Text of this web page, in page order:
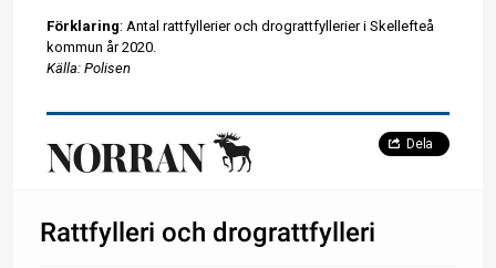
Förklaring: Antal rattfyllerier och drograttfyllerier i Skellefteå
kommun år 2020.
Källa: Polisen
Dela
Rattfylleri och drograttfylleri